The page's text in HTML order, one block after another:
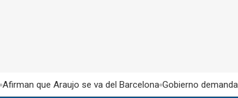
Afirman que Araujo se va del Barcelona Gobierno